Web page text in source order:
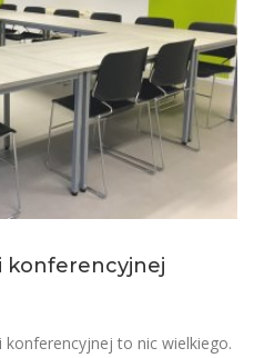
konferencyjnej
konferencyjnej to nic wielkiego.